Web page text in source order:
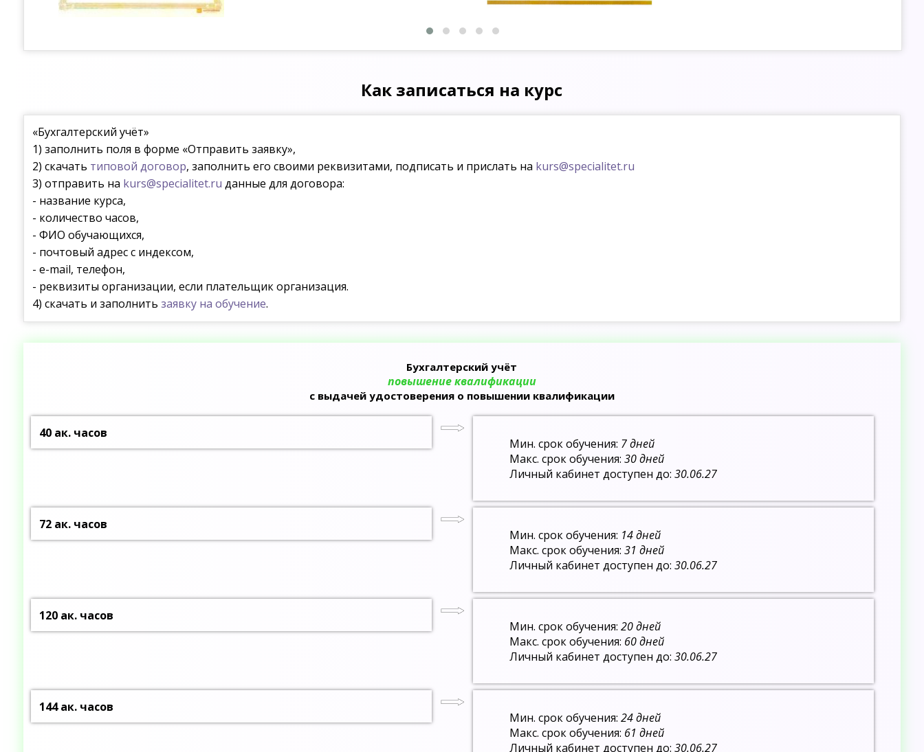
Как записаться на курс
«Бухгалтерский учёт»
1) заполнить поля в форме «Отправить заявку»,
2) скачать типовой договор, заполнить его своими реквизитами, подписать и прислать на kurs@specialitet.ru
3) отправить на kurs@specialitet.ru данные для договора:
- название курса,
- количество часов,
- ФИО обучающихся,
- почтовый адрес с индексом,
- e-mail, телефон,
- реквизиты организации, если плательщик организация.
4) скачать и заполнитьзаявку на обучение.
Бухгалтерский учёт
повышение квалификации
с выдачей удостоверения о повышении квалификации
40 ак. часов
Мин. срок обучения: 7 дней
Макс. срок обучения: 30 дней
Личный кабинет доступен до: 30.06.27
72 ак. часов
Мин. срок обучения: 14 дней
Макс. срок обучения: 31 дней
Личный кабинет доступен до: 30.06.27
120 ак. часов
Мин. срок обучения: 20 дней
Макс. срок обучения: 60 дней
Личный кабинет доступен до: 30.06.27
144 ак. часов
Мин. срок обучения: 24 дней
Макс. срок обучения: 61 дней
Личный кабинет доступен до: 30.06.27